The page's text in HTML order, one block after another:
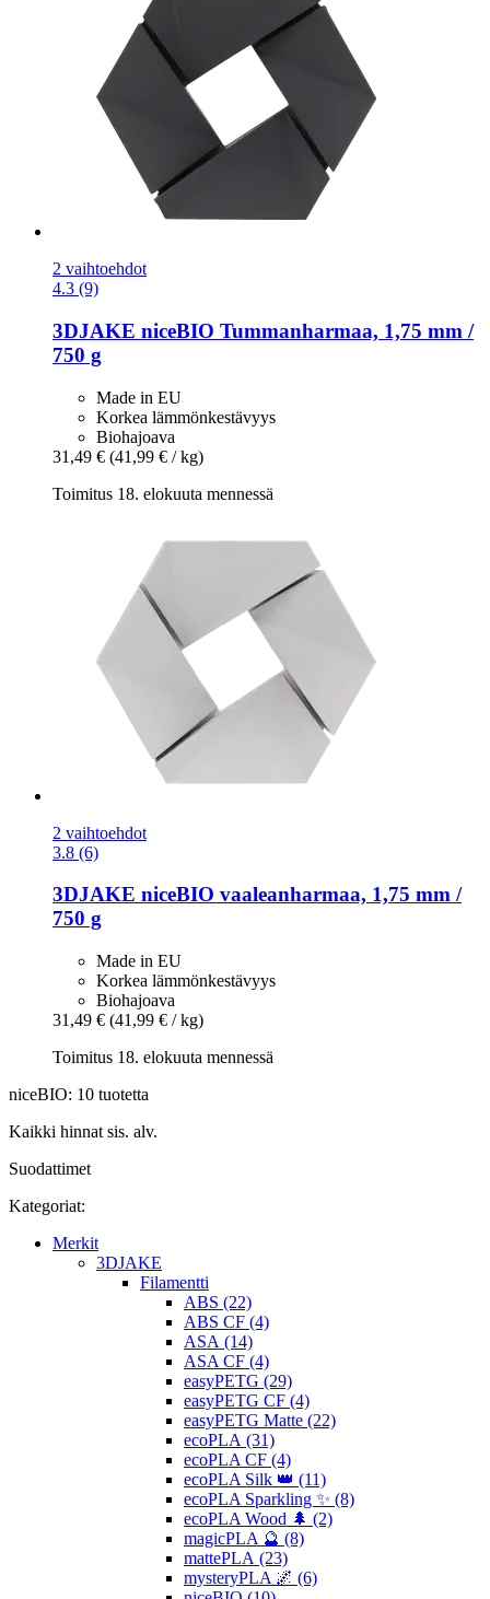
2 vaihtoehdot
4.3 (9)
3DJAKE niceBIO Tummanharmaa, 1,75 mm /
750 g
Made in EU
Korkea lämmönkestävyys
Biohajoava
31,49 € (41,99 € / kg)
Toimitus 18. elokuuta mennessä
2 vaihtoehdot
3.8 (6)
3DJAKE niceBIO vaaleanharmaa, 1,75 mm /
750 g
Made in EU
Korkea lämmönkestävyys
Biohajoava
31,49 € (41,99 € / kg)
Toimitus 18. elokuuta mennessä
niceBIO: 10 tuotetta
Kaikki hinnat sis. alv.
Suodattimet
Kategoriat:
Merkit
3DJAKE
Filamentti
ABS (22)
ABS CF (4)
ASA (14)
ASA CF (4)
easyPETG (29)
easyPETG CF (4)
easyPETG Matte (22)
ecoPLA (31)
ecoPLA CF (4)
ecoPLA Silk 👑 (11)
ecoPLA Sparkling ✨ (8)
ecoPLA Wood 🌲 (2)
magicPLA 🔮 (8)
mattePLA (23)
mysteryPLA 🌌 (6)